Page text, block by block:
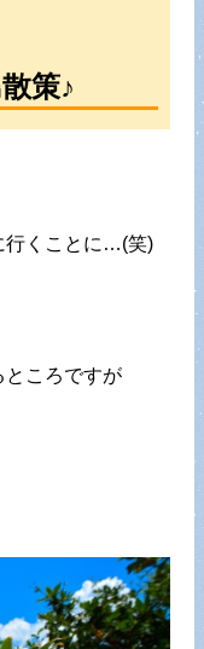
策♪
行くことに…(笑)
ところですが